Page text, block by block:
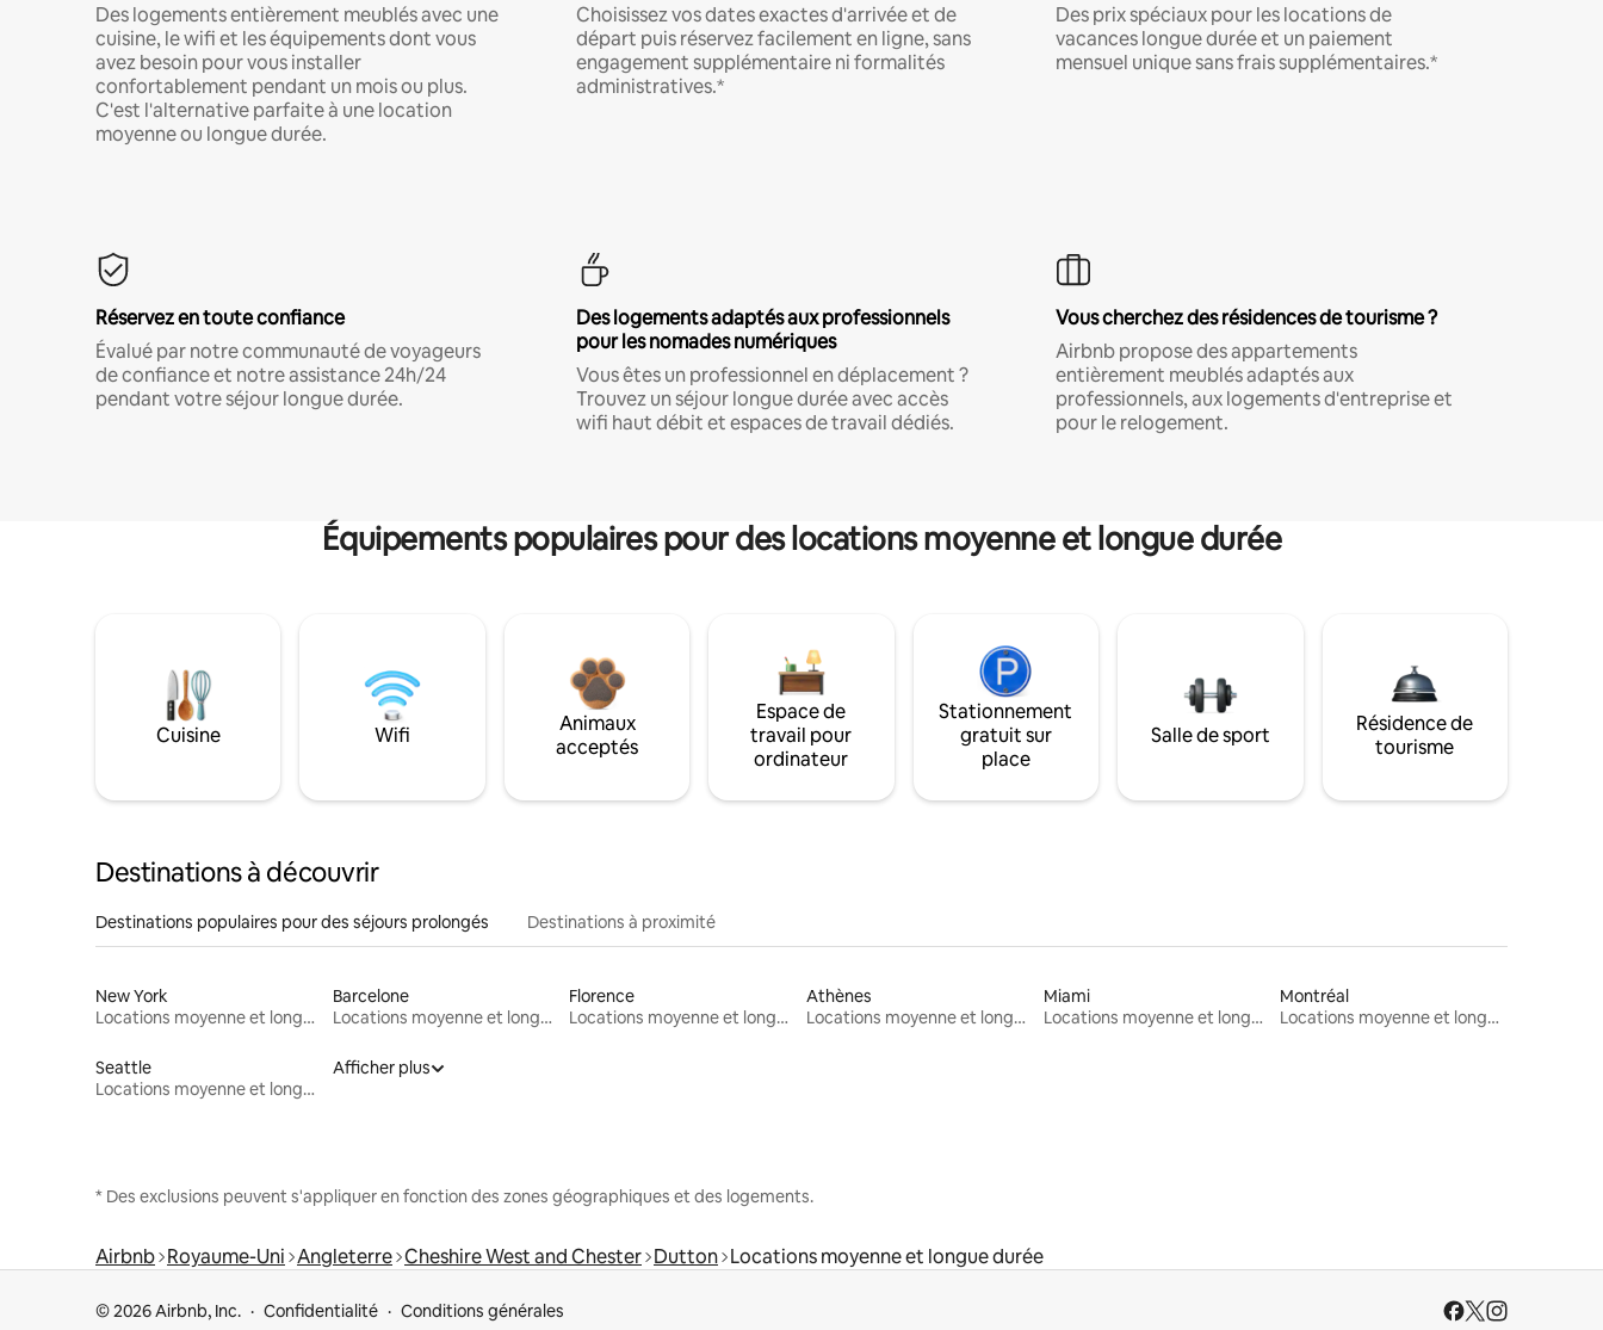
Des logements entièrement meublés avec une
cuisine, le wifi et les équipements dont vous
avez besoin pour vous installer
confortablement pendant un mois ou plus.
C'est l'alternative parfaite à une location
moyenne ou longue durée.
Choisissez vos dates exactes d'arrivée et de
départ puis réservez facilement en ligne, sans
engagement supplémentaire ni formalités
administratives.*
Des prix spéciaux pour les locations de
vacances longue durée et un paiement
mensuel unique sans frais supplémentaires.*
Réservez en toute confiance
Évalué par notre communauté de voyageurs
de confiance et notre assistance 24h/24
pendant votre séjour longue durée.
Des logements adaptés aux professionnels
pour les nomades numériques
Vous êtes un professionnel en déplacement ?
Trouvez un séjour longue durée avec accès
wifi haut débit et espaces de travail dédiés.
Vous cherchez des résidences de tourisme ?
Airbnb propose des appartements
entièrement meublés adaptés aux
professionnels, aux logements d'entreprise et
pour le relogement.
Équipements populaires pour des locations moyenne et longue durée
Cuisine Wifi
Animaux
acceptés
Espace de
travail pour
ordinateur
Stationnement
gratuit sur
place
Salle de sport
Résidence de
tourisme
Destinations à découvrir
Destinations populaires pour des séjours prolongés Destinations à proximité
New York
Locations moyenne et longue durée
Barcelone
Locations moyenne et longue durée
Florence
Locations moyenne et longue durée
Athènes
Locations moyenne et longue durée
Miami
Locations moyenne et longue durée
Montréal
Locations moyenne et longue durée
Seattle
Locations moyenne et longue durée
Afficher plus
* Des exclusions peuvent s'appliquer en fonction des zones géographiques et des logements.
Airbnb Royaume-Uni Angleterre Cheshire West and Chester Dutton Locations moyenne et longue durée
© 2026 Airbnb, Inc. Confidentialité Conditions générales